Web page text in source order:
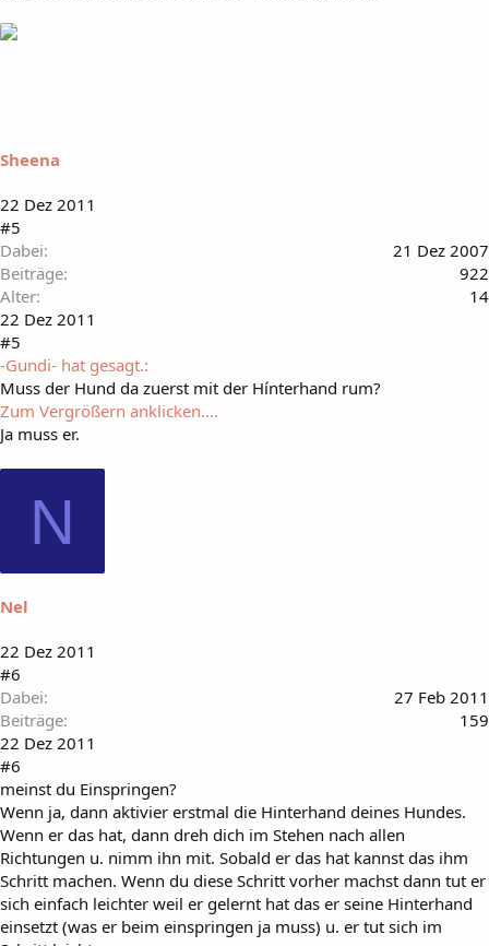
Sheena
22 Dez 2011
#5
Dabei
21 Dez 2007
Beiträge
922
Alter
14
22 Dez 2011
#5
-Gundi- hat gesagt.:
Muss der Hund da zuerst mit der Hínterhand rum?
Zum Vergrößern anklicken....
Ja muss er.
N
Nel
22 Dez 2011
#6
Dabei
27 Feb 2011
Beiträge
159
22 Dez 2011
#6
meinst du Einspringen?
Wenn ja, dann aktivier erstmal die Hinterhand deines Hundes.
Wenn er das hat, dann dreh dich im Stehen nach allen
Richtungen u. nimm ihn mit. Sobald er das hat kannst das ihm
Schritt machen. Wenn du diese Schritt vorher machst dann tut er
sich einfach leichter weil er gelernt hat das er seine Hinterhand
einsetzt (was er beim einspringen ja muss) u. er tut sich im